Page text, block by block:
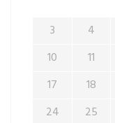
3
4
10
11
17
18
24
25